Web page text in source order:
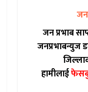
जन प्रभाब
जनप्रभाबन्युज
हामीलाई